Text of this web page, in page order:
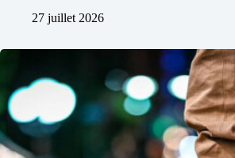
27 juillet 2026